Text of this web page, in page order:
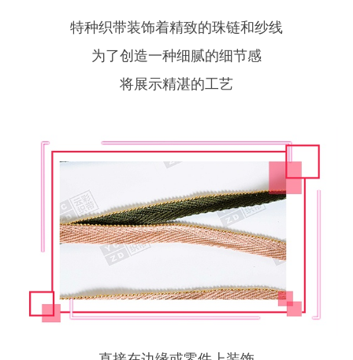
特种织带装饰着精致的珠链和纱线
为了创造一种细腻的细节感
将展示精湛的工艺